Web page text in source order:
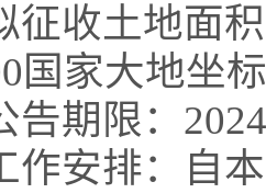
土地面积
国家大地坐
限：2024
安排：自本